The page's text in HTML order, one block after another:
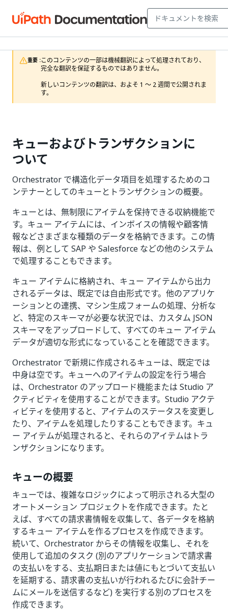
重要 :このコンテンツの一部は機械翻訳によって処理されており、
完全な翻訳を保証するものではありません。
新しいコンテンツの翻訳は、およそ 1 ～ 2 週間で公開されま
す。
キューおよびトランザクションに
ついて
Orchestrator で構造化データ項目を処理するためのコ
ンテナーとしてのキューとトランザクションの概要。
キューとは、無制限にアイテムを保持できる収納機能で
す。キュー アイテムには、インボイスの情報や顧客情
報などさまざまな種類のデータを格納できます。この情
報は、例として SAP や Salesforce などの他のシステム
で処理することもできます。
キュー アイテムに格納され、キュー アイテムから出力
されるデータは、既定では自由形式です。他のアプリケ
ーションとの連携、マシン生成フォームの処理、分析な
ど、特定のスキーマが必要な状況では、カスタム JSON
スキーマをアップロードして、すべてのキュー アイテム
データが適切な形式になっていることを確認できます。
Orchestrator で新規に作成されるキューは、既定では
中身は空です。キューへのアイテムの設定を行う場合
は、Orchestrator のアップロード機能または Studio ア
クティビティを使用することができます。Studio アクテ
ィビティを使用すると、アイテムのステータスを変更し
たり、アイテムを処理したりすることもできます。キュ
ー アイテムが処理されると、それらのアイテムはトラ
ンザクションになります。
キューの概要
キューでは、複雑なロジックによって明示される大型の
オートメーション プロジェクトを作成できます。たと
えば、すべての請求書情報を収集して、各データを格納
するキュー アイテムを作るプロセスを作成できます。
続いて、Orchestrator からその情報を収集し、それを
使用して追加のタスク (別のアプリケーションで請求書
の支払いをする、支払期日または値にもとづいて支払い
を延期する、請求書の支払いが行われるたびに会計チー
ムにメールを送信するなど) を実行する別のプロセスを
作成できます。